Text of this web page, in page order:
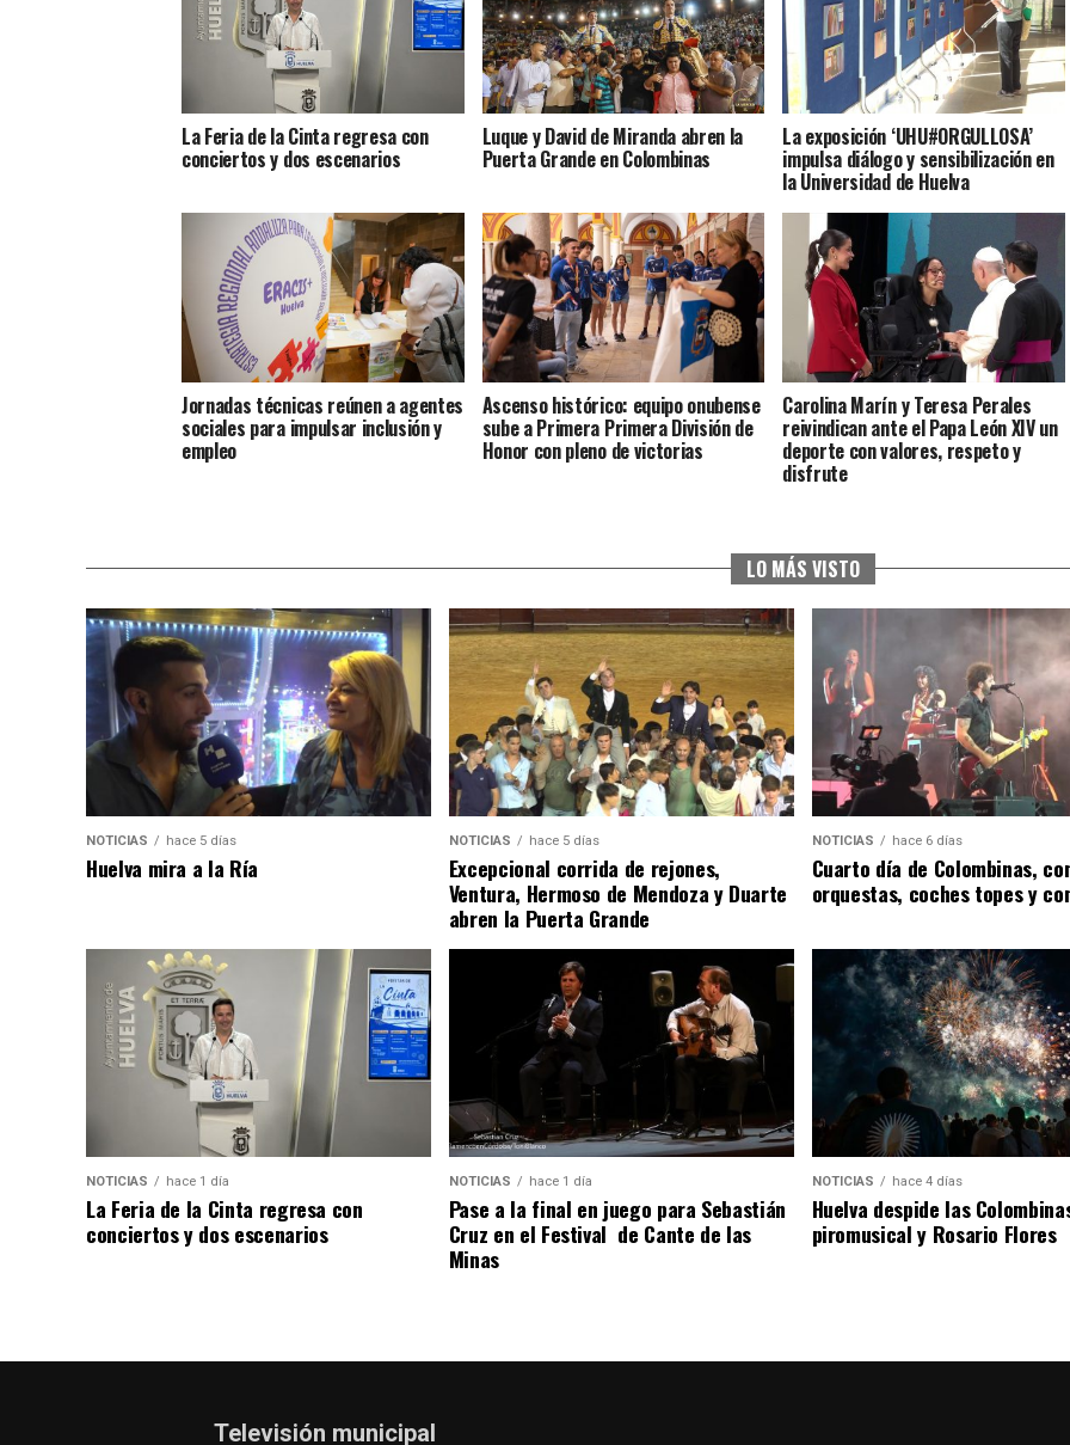
La Feria de la Cinta regresa con
conciertos y dos escenarios
Luque y David de Miranda abren la
Puerta Grande en Colombinas
La exposición ‘UHU#ORGULLOSA’
impulsa diálogo y sensibilización en
la Universidad de Huelva
Jornadas técnicas reúnen a agentes
sociales para impulsar inclusión y
empleo
Ascenso histórico: equipo onubense
sube a Primera Primera División de
Honor con pleno de victorias
Carolina Marín y Teresa Perales
reivindican ante el Papa León XIV un
deporte con valores, respeto y
disfrute
LO MÁS VISTO
NOTICIAS hace 5 días
Huelva mira a la Ría
NOTICIAS hace 5 días
Excepcional corrida de rejones,
Ventura, Hermoso de Mendoza y Duarte
abren la Puerta Grande
NOTICIAS hace 6 días
Cuarto día de Colombinas,
orquestas, coches topes y
NOTICIAS hace 1 día
La Feria de la Cinta regresa con
conciertos y dos escenarios
NOTICIAS hace 1 día
Pase a la final en juego para Sebastián
Cruz en el Festival de Cante de las
Minas
NOTICIAS hace 4 días
Huelva despide las
piromusical y Rosario Flores
Televisión municipal